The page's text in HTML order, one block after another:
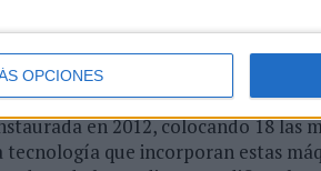
OPCIONES
en 2012, colocando 18 las
que incorporan estas